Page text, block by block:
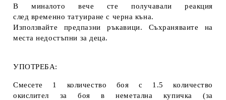
В миналото вече сте получавали реакция
след временно татуиране с черна къна.
Използвайте предпазни ръкавици. Съхраняваите на
места недостъпни за деца.
УПОТРЕБА:
Смесете 1 количество боя с 1.5 количество
окислител за боя в неметална купичка (за